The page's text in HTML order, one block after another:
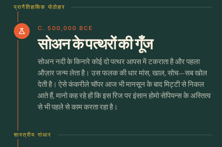
प्रागैतिहासिक पोठोहार
science C. 500,000 BCE
सोअन के पत्थरों की गूँज
सोअन नदी के किनारे कोई दो पत्थर आपस में टकराता है और पहला
औज़ार जन्म लेता है। उस फलक की धार मांस, खाल, सोच—सब खोल
देती है। ऐसे कंकरीले चॉपर आज भी मानसून के बाद मिट्टी से निकल
आते हैं, मानो कह रहे हों कि इस रिज पर इंसान होमो सेपियन्स के अस्तित्व
से भी पहले से काम करता रहा है।
शास्त्रीय गांधार